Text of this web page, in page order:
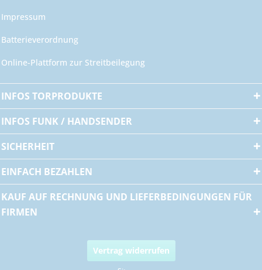
Impressum
Batterieverordnung
Online-Plattform zur Streitbeilegung
INFOS TORPRODUKTE
INFOS FUNK / HANDSENDER
SICHERHEIT
EINFACH BEZAHLEN
KAUF AUF RECHNUNG UND LIEFERBEDINGUNGEN FÜR
FIRMEN
Vertrag widerrufen